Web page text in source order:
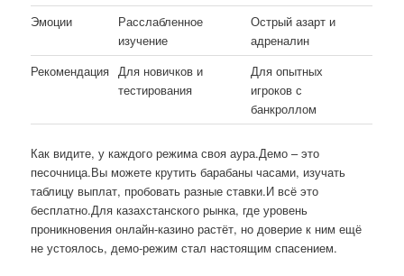
Эмоции
Расслабленное
изучение
Острый азарт и
адреналин
Рекомендация Для новичков и
тестирования
Для опытных
игроков с
банкроллом
Как видите, у каждого режима своя аура.Демо – это
песочница.Вы можете крутить барабаны часами, изучать
таблицу выплат, пробовать разные ставки.И всё это
бесплатно.Для казахстанского рынка, где уровень
проникновения онлайн-казино растёт, но доверие к ним ещё
не устоялось, демо-режим стал настоящим спасением.